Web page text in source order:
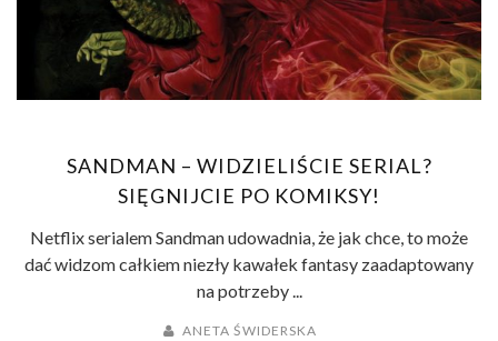
SANDMAN – WIDZIELIŚCIE SERIAL?
SIĘGNIJCIE PO KOMIKSY!
Netflix serialem Sandman udowadnia, że jak chce, to może
dać widzom całkiem niezły kawałek fantasy zaadaptowany
na potrzeby ...
ANETA ŚWIDERSKA